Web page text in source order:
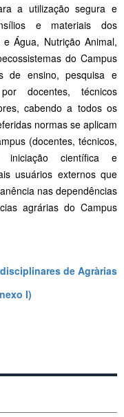
a utilização segura e
e materiais dos
Água, Nutrição Animal,
do Campus
de ensino, pesquisa e
docentes, técnicos
cabendo a todos os
normas se aplicam
(docentes, técnicos,
iniciação científica e
usuários externos que
nas dependências
agrárias do Campus
de Agràrias
I)